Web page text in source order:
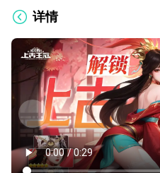
详情